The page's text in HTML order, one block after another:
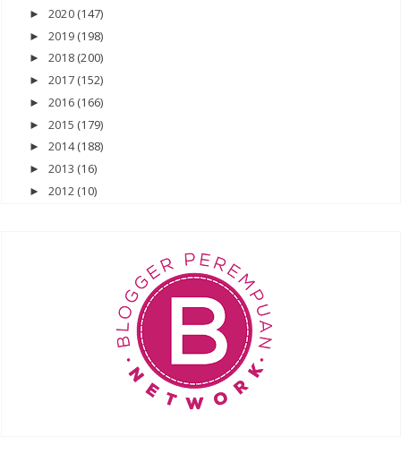
► 2020 (147)
► 2019 (198)
► 2018 (200)
► 2017 (152)
► 2016 (166)
► 2015 (179)
► 2014(188)
► 2013 (16)
► 2012 (10)